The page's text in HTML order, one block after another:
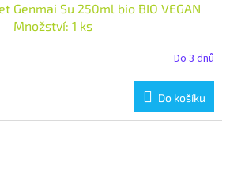
Genmai Su 250ml bio BIO VEGAN
Množství: 1 ks
Do 3 dnů
Do košíku